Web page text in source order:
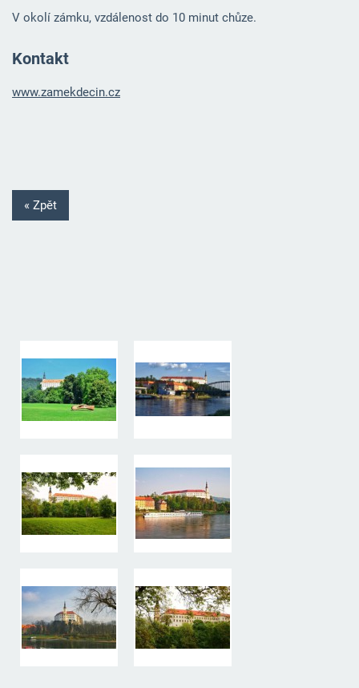
V okolí zámku, vzdálenost do 10 minut chůze.
Kontakt
www.zamekdecin.cz
« Zpět